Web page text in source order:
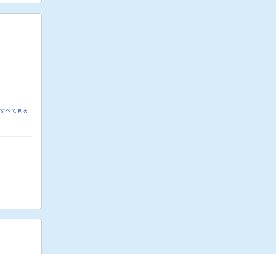
麻酔科
すべて見る